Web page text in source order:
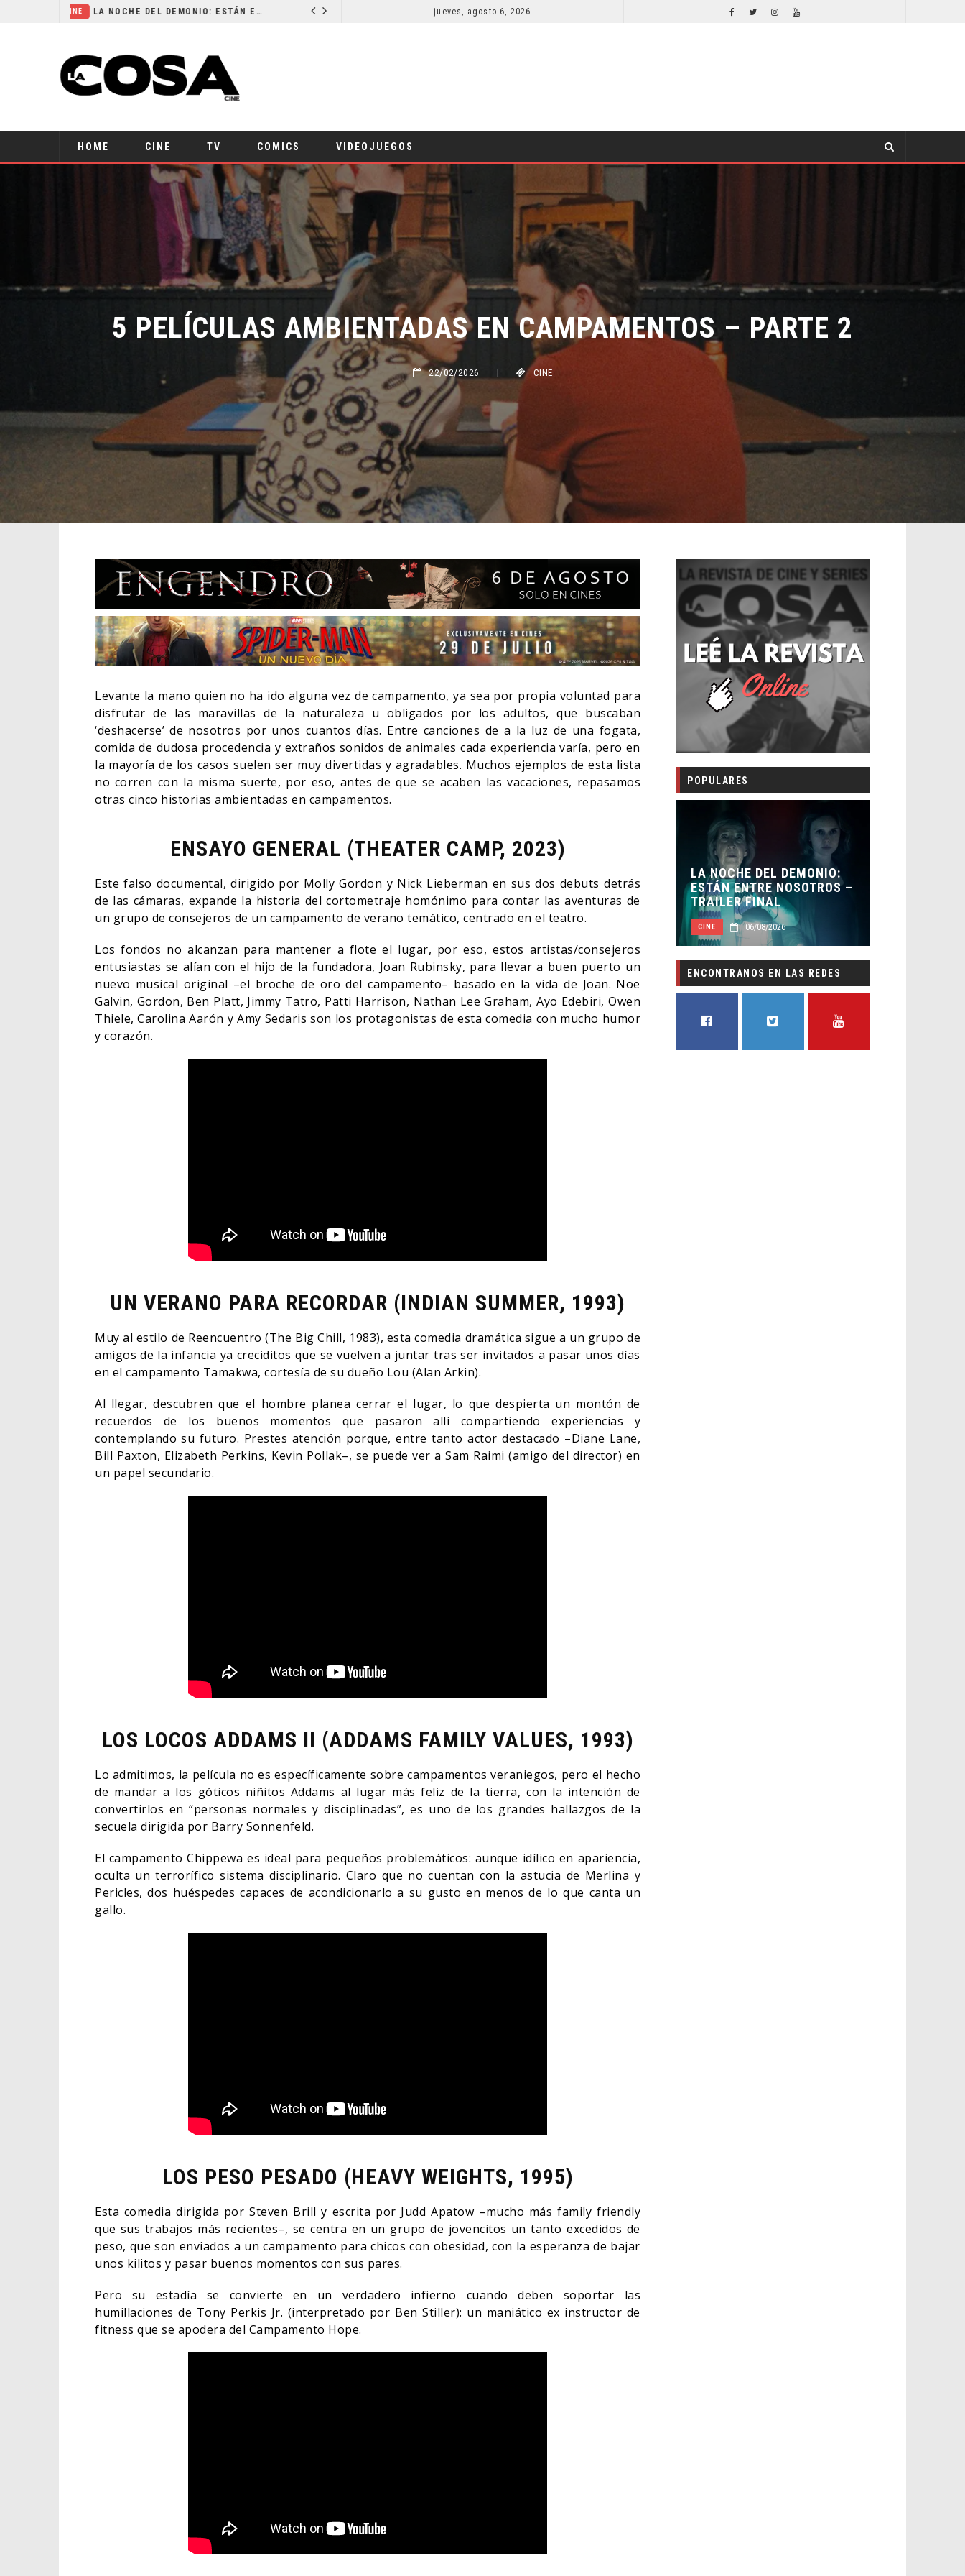
CINE jueves, agosto 6, 2026
HOME CINE TV COMICS VIDEOJUEGOS
5 PELÍCULAS AMBIENTADAS EN CAMPAMENTOS – PARTE 2
22/02/2026 CINE
Levante la mano quien no ha ido alguna vez de campamento, ya sea por propia voluntad para
disfrutar de las maravillas de la naturaleza u obligados por los adultos, que buscaban
‘deshacerse’ de nosotros por unos cuantos días. Entre canciones de a la luz de una fogata,
comida de dudosa procedencia y extraños sonidos de animales cada experiencia varía, pero en
la mayoría de los casos suelen ser muy divertidas y agradables. Muchos ejemplos de esta lista
no corren con la misma suerte, por eso, antes de que se acaben las vacaciones, repasamos
otras cinco historias ambientadas en campamentos.
ENSAYO GENERAL (THEATER CAMP, 2023)
Este falso documental, dirigido por Molly Gordon y Nick Lieberman en sus dos debuts detrás
de las cámaras, expande la historia del cortometraje homónimo para contar las aventuras de
un grupo de consejeros de un campamento de verano temático, centrado en el teatro.
Los fondos no alcanzan para mantener a flote el lugar, por eso, estos artistas/consejeros
entusiastas se alían con el hijo de la fundadora, Joan Rubinsky, para llevar a buen puerto un
nuevo musical original –el broche de oro del campamento– basado en la vida de Joan. Noe
Galvin, Gordon, Ben Platt, Jimmy Tatro, Patti Harrison, Nathan Lee Graham, Ayo Edebiri, Owen
Thiele, Carolina Aarón y Amy Sedaris son los protagonistas de esta comedia con mucho humor
y corazón.
UN VERANO PARA RECORDAR (INDIAN SUMMER, 1993)
Muy al estilo de Reencuentro (The Big Chill, 1983), esta comedia dramática sigue a un grupo de
amigos de la infancia ya creciditos que se vuelven a juntar tras ser invitados a pasar unos días
en el campamento Tamakwa, cortesía de su dueño Lou (Alan Arkin).
Al llegar, descubren que el hombre planea cerrar el lugar, lo que despierta un montón de
recuerdos de los buenos momentos que pasaron allí compartiendo experiencias y
contemplando su futuro. Prestes atención porque, entre tanto actor destacado –Diane Lane,
Bill Paxton, Elizabeth Perkins, Kevin Pollak–, se puede ver a Sam Raimi (amigo del director) en
un papel secundario.
LOS LOCOS ADDAMS II (ADDAMS FAMILY VALUES, 1993)
Lo admitimos, la película no es específicamente sobre campamentos veraniegos, pero el hecho
de mandar a los góticos niñitos Addams al lugar más feliz de la tierra, con la intención de
convertirlos en “personas normales y disciplinadas”, es uno de los grandes hallazgos de la
secuela dirigida por Barry Sonnenfeld.
El campamento Chippewa es ideal para pequeños problemáticos: aunque idílico en apariencia,
oculta un terrorífico sistema disciplinario. Claro que no cuentan con la astucia de Merlina y
Pericles, dos huéspedes capaces de acondicionarlo a su gusto en menos de lo que canta un
gallo.
LOS PESO PESADO (HEAVY WEIGHTS, 1995)
Esta comedia dirigida por Steven Brill y escrita por Judd Apatow –mucho más family friendly
que sus trabajos más recientes–, se centra en un grupo de jovencitos un tanto excedidos de
peso, que son enviados a un campamento para chicos con obesidad, con la esperanza de bajar
unos kilitos y pasar buenos momentos con sus pares.
Pero su estadía se convierte en un verdadero infierno cuando deben soportar las
humillaciones de Tony Perkis Jr. (interpretado por Ben Stiller): un maniático ex instructor de
fitness que se apodera del Campamento Hope.
POPULARES
SPIDER-MAN: UN NUEVO
DÍA ESTÁ IMPARABLE
APARECER EN DAREDEVIL:
BORN AGAIN?
EL LIVE-ACTION DE ZELDA
ELIGE A SU VILLANO
LA NOCHE DEL DEMONIO:
ESTÁN ENTRE NOSOTROS –
TRAILER FINAL
CINE 06/08/2026
ENCONTRANOS EN LAS REDES